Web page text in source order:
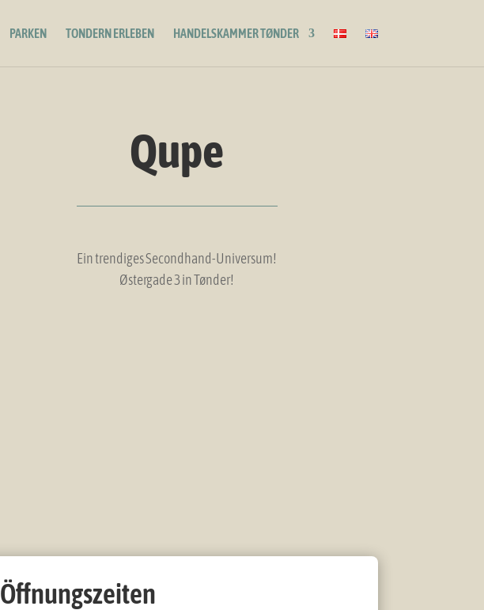
PARKEN TONDERN ERLEBEN HANDELSKAMMER TØNDER
Qupe
Ein trendiges Secondhand-Universum!
Østergade 3 in Tønder!
Öffnungszeiten